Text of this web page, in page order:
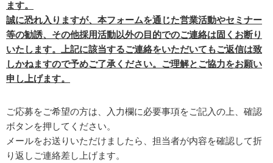
ます。
誠に恐れ入りますが、本フォームを通じた営業活動やセミナー
等の勧誘、その他採用活動以外の目的でのご連絡は固くお断り
いたします。上記に該当するご連絡をいただいてもご返信は致
しかねますので予めご了承ください。ご理解とご協力をお願い
申し上げます。
ご応募をご希望の方は、入力欄に必要事項をご記入の上、確認
ボタンを押してください。
メールをお送りいただけましたら、担当者が内容を確認して折
り返しご連絡差し上げます。